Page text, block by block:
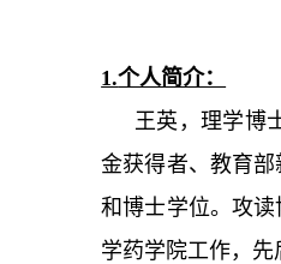
1.个人简介：
王英，理学博
金获得者、教育部
和博士学位。攻
学药学院工作，先